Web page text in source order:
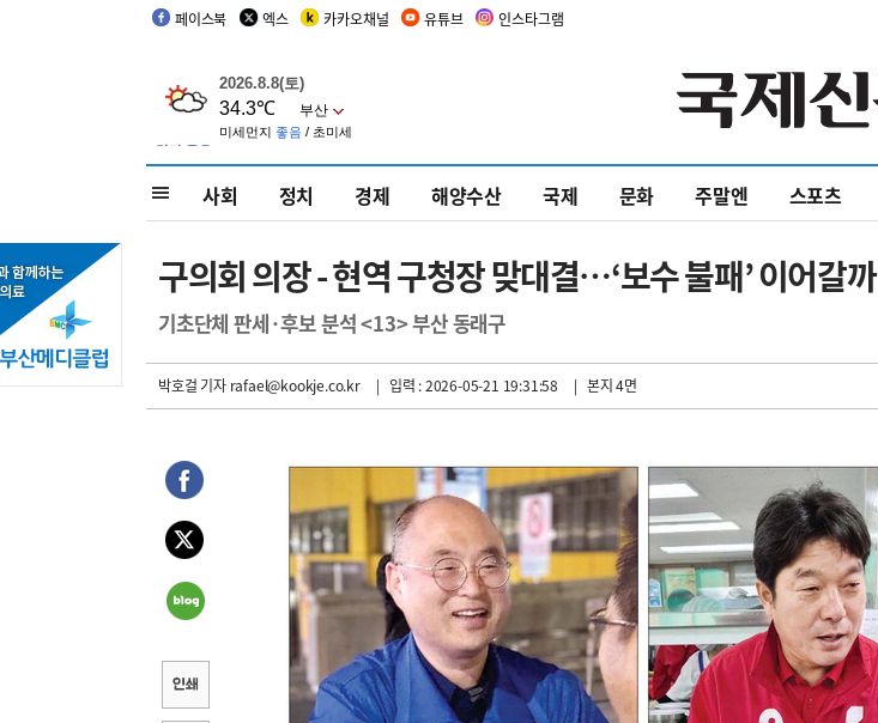
페이스북 엑스 카카오채널 유튜브 인스타그램
사회 정치 경제 해양수산 국제 문화 주말엔 스포츠
구의회 의장 - 현역 구청장 맞대결…‘보수 불패’ 이어갈까
기초단체 판세·후보 분석 <13> 부산 동래구
박호걸 기자rafael@kookje.co.kr | 입력 : 2026-05-21 19:31:58 | 본지 4면